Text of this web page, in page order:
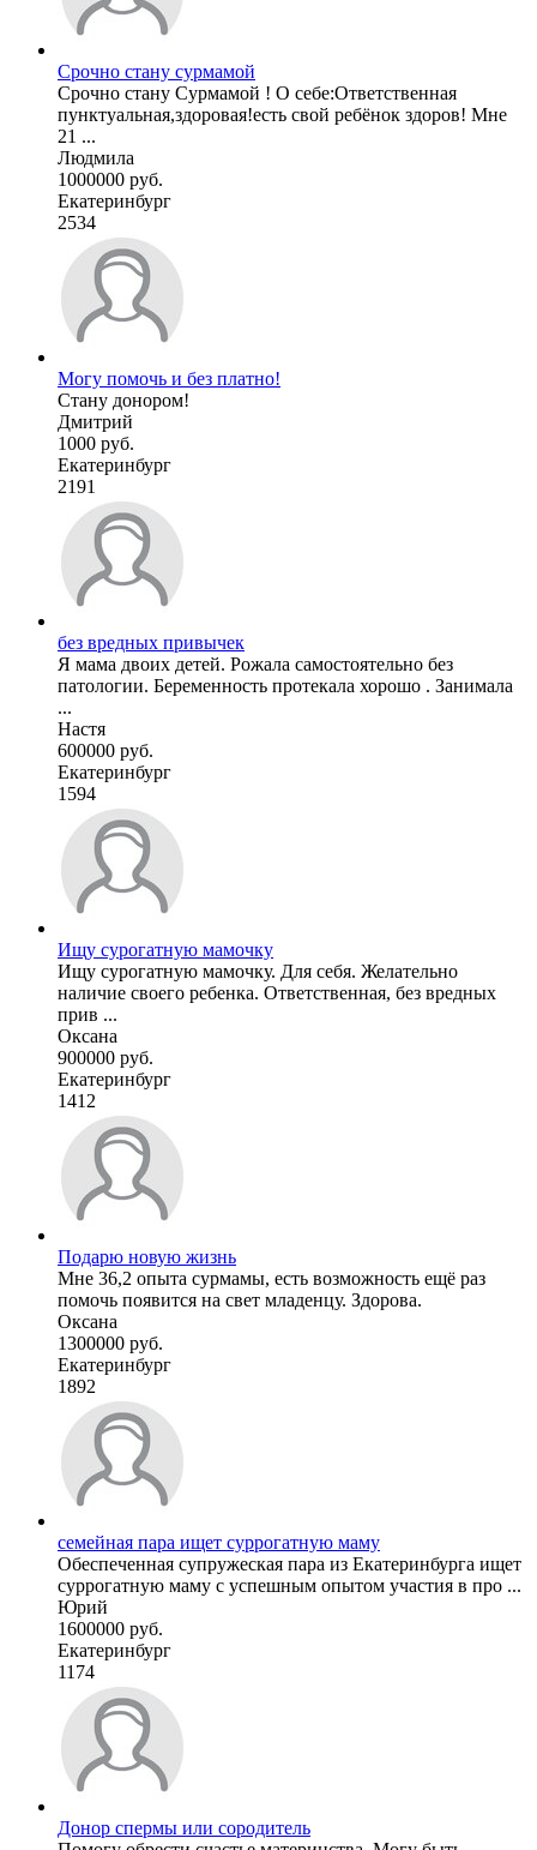
Срочно стану сурмамой
Срочно стану Сурмамой ! О себе:Ответственная
пунктуальная,здоровая!есть свой ребёнок здоров! Мне
21 ...
Людмила
1000000 руб.
Екатеринбург
2534
Могу помочь и без платно!
Стану донором!
Дмитрий
1000 руб.
Екатеринбург
2191
без вредных привычек
Я мама двоих детей. Рожала самостоятельно без
патологии. Беременность протекала хорошо . Занимала
...
Настя
600000 руб.
Екатеринбург
1594
Ищу сурогатную мамочку
Ищу сурогатную мамочку. Для себя. Желательно
наличие своего ребенка. Ответственная, без вредных
прив ...
Оксана
900000 руб.
Екатеринбург
1412
Подарю новую жизнь
Мне 36,2 опыта сурмамы, есть возможность ещё раз
помочь появится на свет младенцу. Здорова.
Оксана
1300000 руб.
Екатеринбург
1892
семейная пара ищет суррогатную маму
Обеспеченная супружеская пара из Екатеринбурга ищет
суррогатную маму с успешным опытом участия в про ...
Юрий
1600000 руб.
Екатеринбург
1174
Донор спермы или сородитель